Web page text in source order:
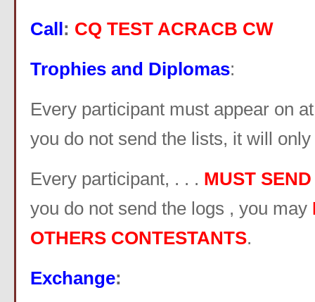
Call: CQ TEST ACRACB CW
Trophies and Diplomas:
Every participant must appear on
you do not send the lists, it will
Every participant, . . . MUST
you do not send the logs , you may
OTHERS CONTESTANTS.
Exchange: